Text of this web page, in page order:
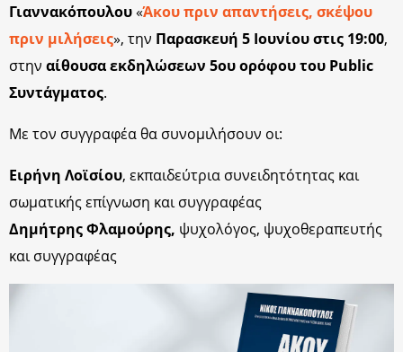
Γιαννακόπουλου«Άκου πριν απαντήσεις, σκέψου
πριν μιλήσεις», την Παρασκευή 5 Ιουνίου στις 19:00,
στην αίθουσα εκδηλώσεων 5ου ορόφου του Public
Συντάγματος.
Με τον συγγραφέα θα συνομιλήσουν οι:
Ειρήνη Λοϊσίου, εκπαιδεύτρια συνειδητότητας και
σωματικής επίγνωση και συγγραφέας
Δημήτρης Φλαμούρης, ψυχολόγος, ψυχοθεραπευτής
και συγγραφέας